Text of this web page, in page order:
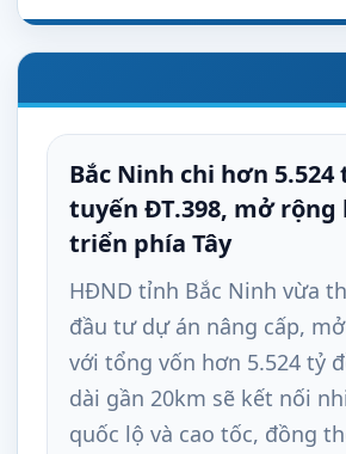
Bắc Ninh chi hơn
tuyến ĐT.398, mở
triển phía Tây
HĐND tỉnh Bắc Ninh vừa
đầu tư dự án nâng cấp,
với tổng vốn hơn 5.524 tỷ
dài gần 20km sẽ kết nối
quốc lộ và cao tốc, đồng